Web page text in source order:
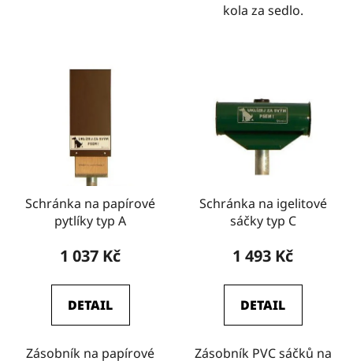
kola za sedlo.
Schránka na papírové
pytlíky typ A
1 037 Kč
DETAIL
Zásobník na papírové
Schránka na igelitové
sáčky typ C
1 493 Kč
DETAIL
Zásobník PVC sáčků na